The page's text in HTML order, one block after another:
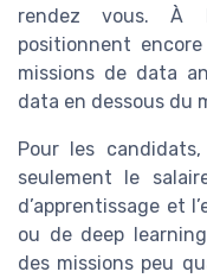
rendez vous. À
positionnent
missions de data
data en dessous du
Pour les
seulement le
d’apprentissage et
ou de deep
des missions peu